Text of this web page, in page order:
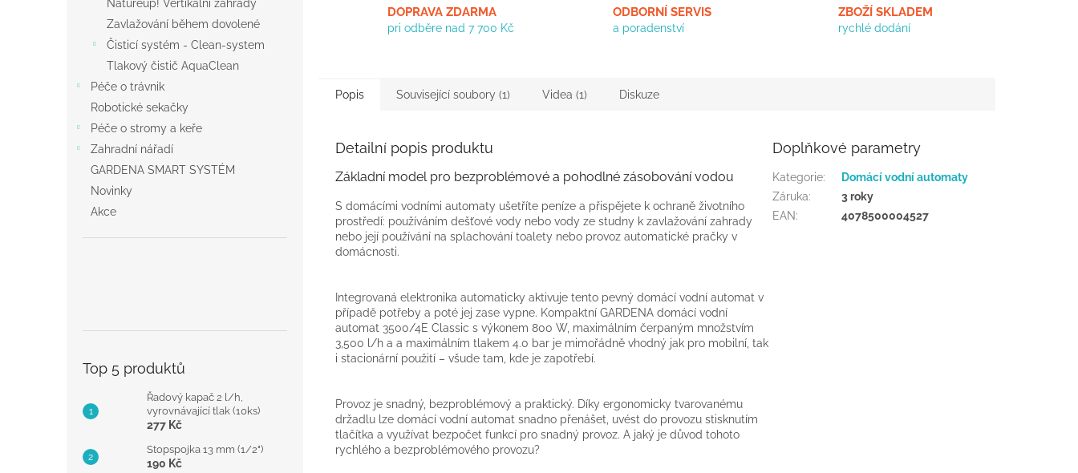
Natureup! Vertikální zahrady
Zavlažování během dovolené
Čisticí systém - Clean-system
Tlakový čistič AquaClean
Péče o trávnik
Robotické sekačky
Péče o stromy a keře
Zahradní nářadí
GARDENA SMART SYSTÉM
Novinky
Akce
Top 5 produktů
Řadový kapač 2 l/h,
vyrovnávající tlak (10ks)
277 Kč
Stopspojka 13 mm (1/2")
190 Kč
DOPRAVA ZDARMA
pri odběre nad 7 700 Kč
ODBORNÍ SERVIS
a poradenství
ZBOŽÍ SKLADEM
rychlé dodání
Popis Související soubory (1) Videa (1) Diskuze
Detailní popis produktu
Základní model pro bezproblémové a pohodlné zásobování vodou
S domácími vodními automaty ušetříte peníze a přispějete k ochraně životního
prostředí: používáním dešťové vody nebo vody ze studny k zavlažování zahrady
nebo její používání na splachování toalety nebo provoz automatické pračky v
domácnosti.
Integrovaná elektronika automaticky aktivuje tento pevný domácí vodní automat v
případě potřeby a poté jej zase vypne. Kompaktní GARDENA domácí vodní
automat 3500/4E Classic s výkonem 800 W, maximálním čerpaným množstvím
3,500 l/h a a maximálním tlakem 4.0 bar je mimořádně vhodný jak pro mobilní, tak
i stacionární použití – všude tam, kde je zapotřebí.
Provoz je snadný, bezproblémový a praktický. Díky ergonomicky tvarovanému
držadlu lze domácí vodní automat snadno přenášet, uvést do provozu stisknutím
tlačítka a využívat bezpočet funkcí pro snadný provoz. A jaký je důvod tohoto
rychlého a bezproblémového provozu?
Doplňkové parametry
Kategorie:
Domácí vodní automaty
Záruka:
3 roky
EAN: 4078500004527